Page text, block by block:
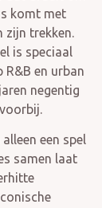
komt met
zijn trekken.
is speciaal
en urban
negentig
een spel
samen laat